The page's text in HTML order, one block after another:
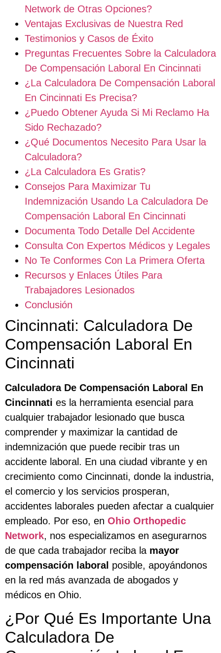
Network de Otras Opciones?
Ventajas Exclusivas de Nuestra Red
Testimonios y Casos de Éxito
Preguntas Frecuentes Sobre la Calculadora
De Compensación Laboral En Cincinnati
¿La Calculadora De Compensación Laboral
En Cincinnati Es Precisa?
¿Puedo Obtener Ayuda Si Mi Reclamo Ha
Sido Rechazado?
¿Qué Documentos Necesito Para Usar la
Calculadora?
¿La Calculadora Es Gratis?
Consejos Para Maximizar Tu
Indemnización Usando La Calculadora De
Compensación Laboral En Cincinnati
Documenta Todo Detalle Del Accidente
Consulta Con Expertos Médicos y Legales
No Te Conformes Con La Primera Oferta
Recursos y Enlaces Útiles Para
Trabajadores Lesionados
Conclusión
Cincinnati: Calculadora De
Compensación Laboral En
Cincinnati
Calculadora De Compensación Laboral En
Cincinnati es la herramienta esencial para
cualquier trabajador lesionado que busca
comprender y maximizar la cantidad de
indemnización que puede recibir tras un
accidente laboral. En una ciudad vibrante y en
crecimiento como Cincinnati, donde la industria,
el comercio y los servicios prosperan,
accidentes laborales pueden afectar a cualquier
empleado. Por eso, en Ohio Orthopedic
Network, nos especializamos en asegurarnos
de que cada trabajador reciba la mayor
compensación laboral posible, apoyándonos
en la red más avanzada de abogados y
médicos en Ohio.
¿Por Qué Es Importante Una
Calculadora De